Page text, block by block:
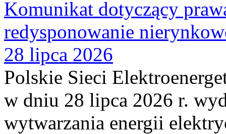
Komunikat dotyczący
redysponowanie
28 lipca 2026
Polskie Sieci
w dniu 28 lipca 2026 r.
wytwarzania energii